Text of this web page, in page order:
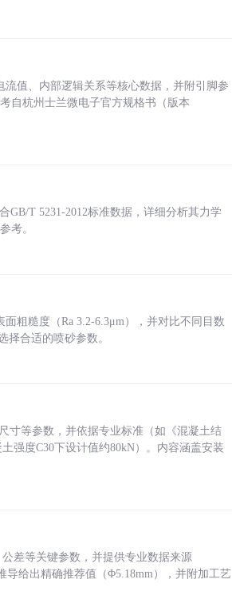
值、内部逻辑关系等核心数据，并附引脚参
自杭州士兰微电子官方规格书（版本
GB/T 5231-2012标准数据，详细分析其力学
考。
粗糙度（Ra 3.2-6.3μm），并对比不同目数
择合适的喷砂参数。
寸等参数，并依据专业标准（如《混凝土结
强度C30下设计值约80kN）。内容涵盖安装
差等关键参数，并提供专业数据来源
导给出精确推荐值（Φ5.18mm），并附加工艺